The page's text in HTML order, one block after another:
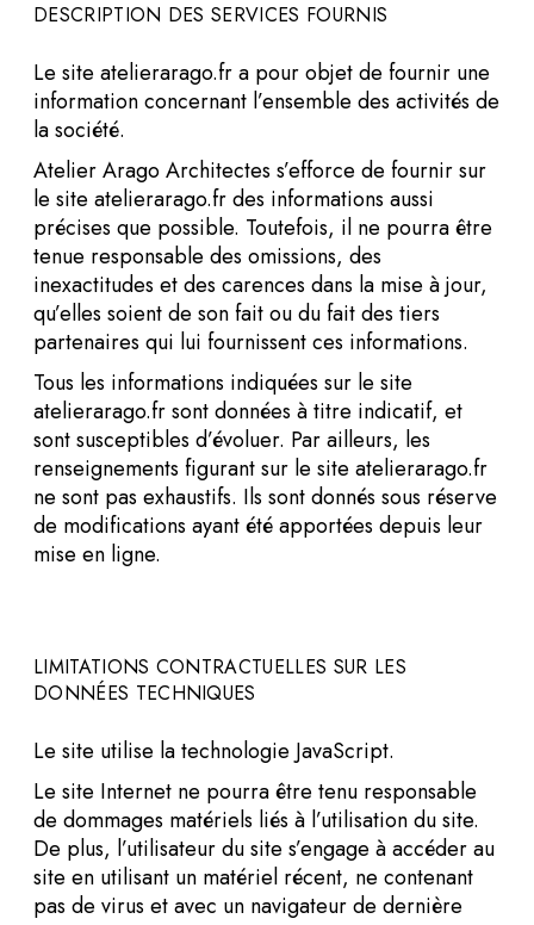
DESCRIPTION DES SERVICES FOURNIS
Le site atelierarago.fr a pour objet de fournir une
information concernant l’ensemble des activités de
la société.
Atelier Arago Architectes s’efforce de fournir sur
le site atelierarago.fr des informations aussi
précises que possible. Toutefois, il ne pourra être
tenue responsable des omissions, des
inexactitudes et des carences dans la mise à jour,
qu’elles soient de son fait ou du fait des tiers
partenaires qui lui fournissent ces informations.
Tous les informations indiquées sur le site
atelierarago.fr sont données à titre indicatif, et
sont susceptibles d’évoluer. Par ailleurs, les
renseignements figurant sur le site atelierarago.fr
ne sont pas exhaustifs. Ils sont donnés sous réserve
de modifications ayant été apportées depuis leur
mise en ligne.
LIMITATIONS CONTRACTUELLES SUR LES
DONNÉES TECHNIQUES
Le site utilise la technologie JavaScript.
Le site Internet ne pourra être tenu responsable
de dommages matériels liés à l’utilisation du site.
De plus, l’utilisateur du site s’engage à accéder au
site en utilisant un matériel récent, ne contenant
pas de virus et avec un navigateur de dernière